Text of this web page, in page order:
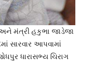
મંત્રી હકુભા જાડેજા
સારવાર આપવામાં
ધારાસભ્ય ચિરાગ